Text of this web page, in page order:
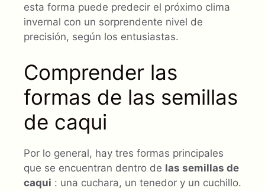
esta forma puede predecir el próximo clima
invernal con un sorprendente nivel de
precisión, según los entusiastas.
Comprender las
formas de las semillas
de caqui
Por lo general, hay tres formas principales
que se encuentran dentro de las semillas de
caqui : una cuchara, un tenedor y un cuchillo.